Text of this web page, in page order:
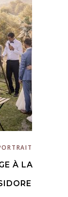
À LA